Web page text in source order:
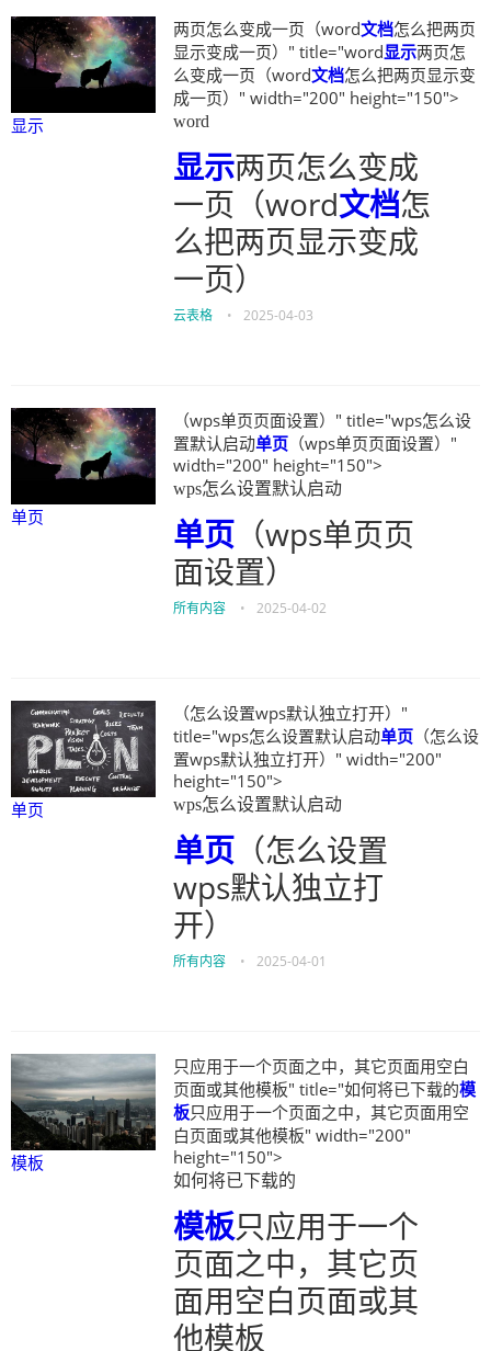
显示
两页怎么变成一页（word文档怎么把两页
显示变成一页）" title="word显示两页怎
么变成一页（word文档怎么把两页显示变
成一页）" width="200" height="150">
word
显示两页怎么变成
一页（word文档怎
么把两页显示变成
一页）
云表格 • 2025-04-03
单页
（wps单页页面设置）" title="wps怎么设
置默认启动单页 （wps单页页面设置）"
width="200" height="150">
wps怎么设置默认启动
单页 （wps单页页
面设置）
所有内容 • 2025-04-02
单页
（怎么设置wps默认独立打开）"
title="wps怎么设置默认启动单页 （怎么设
置wps默认独立打开）" width="200"
height="150">
wps怎么设置默认启动
单页 （怎么设置
wps默认独立打
开）
所有内容 • 2025-04-01
模板
只应用于一个页面之中，其它页面用空白
页面或其他模板" title="如何将已下载的模
板只应用于一个页面之中，其它页面用空
白页面或其他模板" width="200"
height="150">
如何将已下载的
模板只应用于一个
页面之中，其它页
面用空白页面或其
他模板